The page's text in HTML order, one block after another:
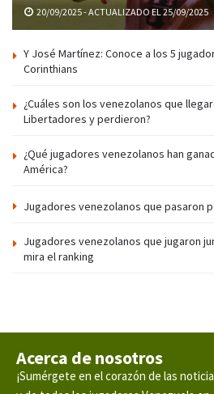
20/09/2025 - ACTUALIZADO EL 25/09/2025
Y José Martínez: Conoce a los 5
Corinthians
¿Cuáles son los venezolanos que
Libertadores y perdieron?
¿Qué jugadores venezolanos han
América?
Jugadores venezolanos que pasaron
Jugadores venezolanos que jugaron
mira el ranking
Acerca de nosotros
¡Sumérgete en el corazón de las